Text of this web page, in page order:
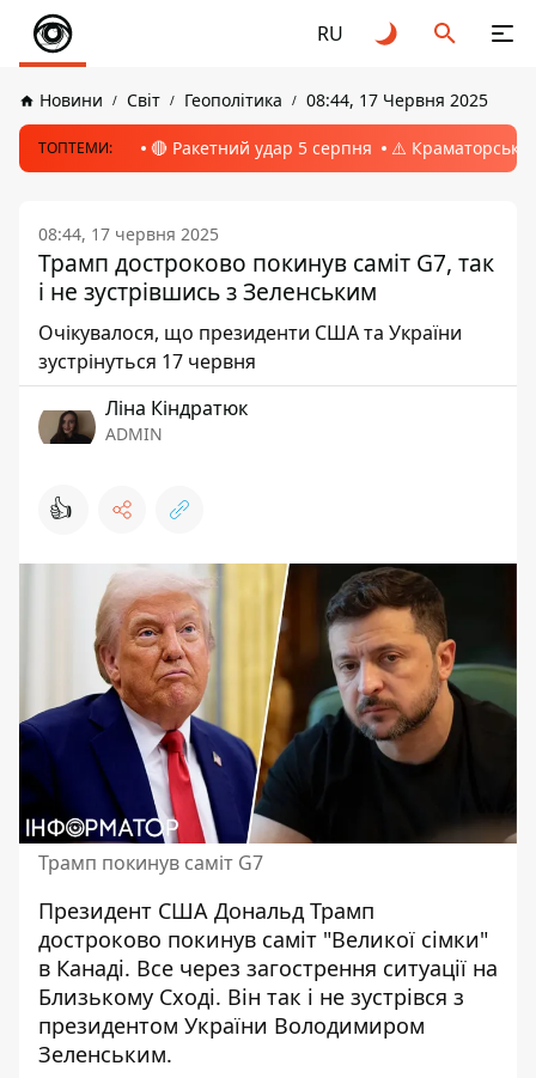
RU
Новини Світ Геополітика 08:44, 17 Червня 2025
ТОПТЕМИ: 🔴 Ракетний удар 5 серпня ⚠️ Краматорськ,
08:44, 17 червня 2025
Трамп достроково покинув саміт G7, так
і не зустрівшись з Зеленським
Очікувалося, що президенти США та України
зустрінуться 17 червня
Ліна Кіндратюк
ADMIN
👍
Трамп покинув саміт G7
Президент США Дональд Трамп
достроково покинув саміт "Великої сімки"
в Канаді. Все через загострення ситуації на
Близькому Сході. Він так і не зустрівся з
президентом України Володимиром
Зеленським.